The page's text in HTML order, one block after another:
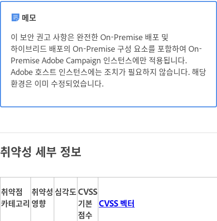
메모
이 보안 권고 사항은 완전한 On-Premise 배포 및
하이브리드 배포의 On-Premise 구성 요소를 포함하여 On-
Premise Adobe Campaign 인스턴스에만 적용됩니다.
Adobe 호스트 인스턴스에는 조치가 필요하지 않습니다. 해당
환경은 이미 수정되었습니다.
취약성 세부 정보
취약점
카테고리
취약성
영향
심각도CVSS
기본
점수
CVSS 벡터